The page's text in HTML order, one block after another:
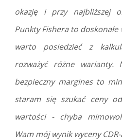
okazję i przy najbliższej
Punkty Fishera to doskonałe
warto posiedzieć z
rozważyć różne warianty.
bezpieczny margines to
staram się szukać ceny
wartości - chyba
Wam mój wynik wyceny